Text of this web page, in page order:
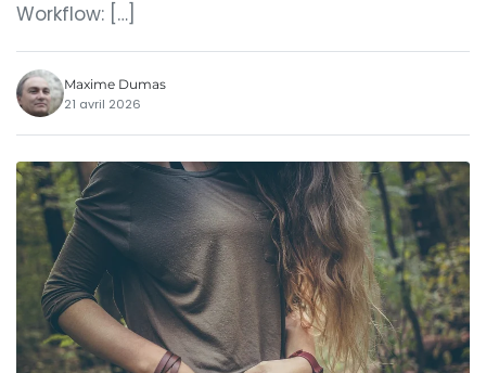
Workflow: […]
Maxime Dumas
21 avril 2026